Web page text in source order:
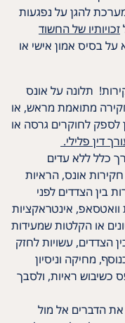
להגן על נפגעות
זכויותיו של החשוד
על בסיס אמון אישי או
תלונה על אונס
מתואמת מראש, או
לספק לחוקרים גרסה או
דין פלילי.
כלל ללא עדים
אונס, הראיות
בין הצדדים לפני
וואטסאפ, אינטראקציות
או הקלטות שמעידות
הצדדים, עשויות לחזק
מחיקה וניסיון
כשיבוש ראיות, ולסבך
את הדברים אל מול